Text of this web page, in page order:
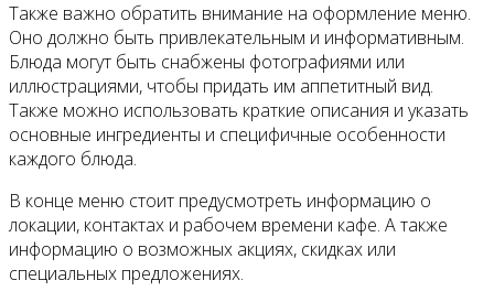
Также важно обратить внимание на оформление меню.
Оно должно быть привлекательным и информативным.
Блюда могут быть снабжены фотографиями или
иллюстрациями, чтобы придать им аппетитный вид.
Также можно использовать краткие описания и указать
основные ингредиенты и специфичные особенности
каждого блюда.
В конце меню стоит предусмотреть информацию о
локации, контактах и рабочем времени кафе. А также
информацию о возможных акциях, скидках или
специальных предложениях.